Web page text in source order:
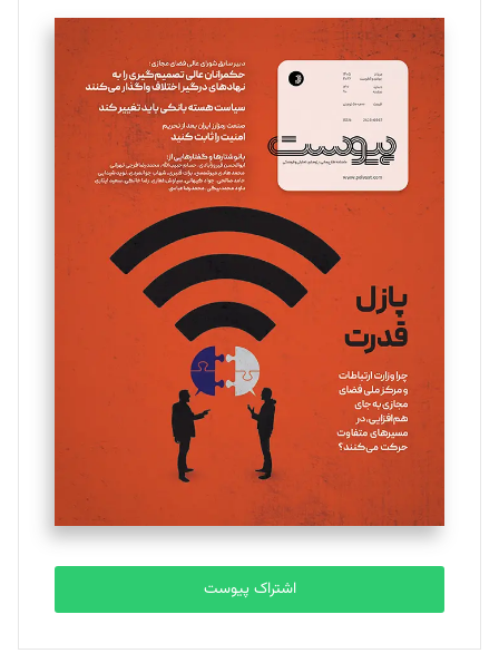
تحریریه
سروش کرمیان
تحریریه
مینا پاکدل
یسنا امان‌پور
تحریریه
ملینا جعفری
تحریریه
مصطفی مسجدی آرانی
تحریریه
بابک نقاش
تحریریه
اشتراک پیوست